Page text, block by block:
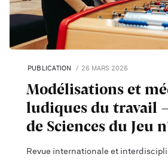
PUBLICATION 26 MARS 2026
Modélisations et
ludiques du travail
de Sciences du Jeu
Revue internationale et